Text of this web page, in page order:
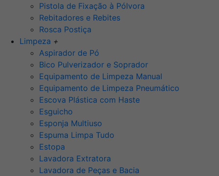
Pistola de Fixação à Pólvora
Rebitadores e Rebites
Rosca Postiça
Limpeza +
Aspirador de Pó
Bico Pulverizador e Soprador
Equipamento de Limpeza Manual
Equipamento de Limpeza Pneumático
Escova Plástica com Haste
Esguicho
Esponja Multiuso
Espuma Limpa Tudo
Estopa
Lavadora Extratora
Lavadora de Peças e Bacia